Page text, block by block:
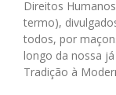
Direitos
termo),
todos, por
longo da nossa
Tradição à